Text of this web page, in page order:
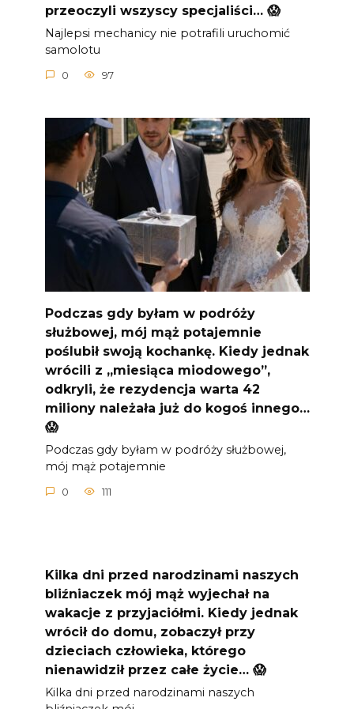
przeoczyli wszyscy specjaliści… 😱
Najlepsi mechanicy nie potrafili uruchomić
samolotu
0 97
Podczas gdy byłam w podróży
służbowej, mój mąż potajemnie
poślubił swoją kochankę. Kiedy jednak
wrócili z „miesiąca miodowego”,
odkryli, że rezydencja warta 42
miliony należała już do kogoś innego…
😱
Podczas gdy byłam w podróży służbowej,
mój mąż potajemnie
0 111
Kilka dni przed narodzinami naszych
bliźniaczek mój mąż wyjechał na
wakacje z przyjaciółmi. Kiedy jednak
wrócił do domu, zobaczył przy
dzieciach człowieka, którego
nienawidził przez całe życie… 😱
Kilka dni przed narodzinami naszych